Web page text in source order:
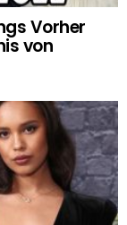
Vorher
von